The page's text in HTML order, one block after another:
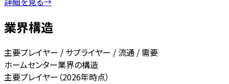
→
業界構造
主要プレイヤー / サプライヤー / 流通 / 需要
ホームセンター業界の構造
主要プレイヤー（2026年時点）